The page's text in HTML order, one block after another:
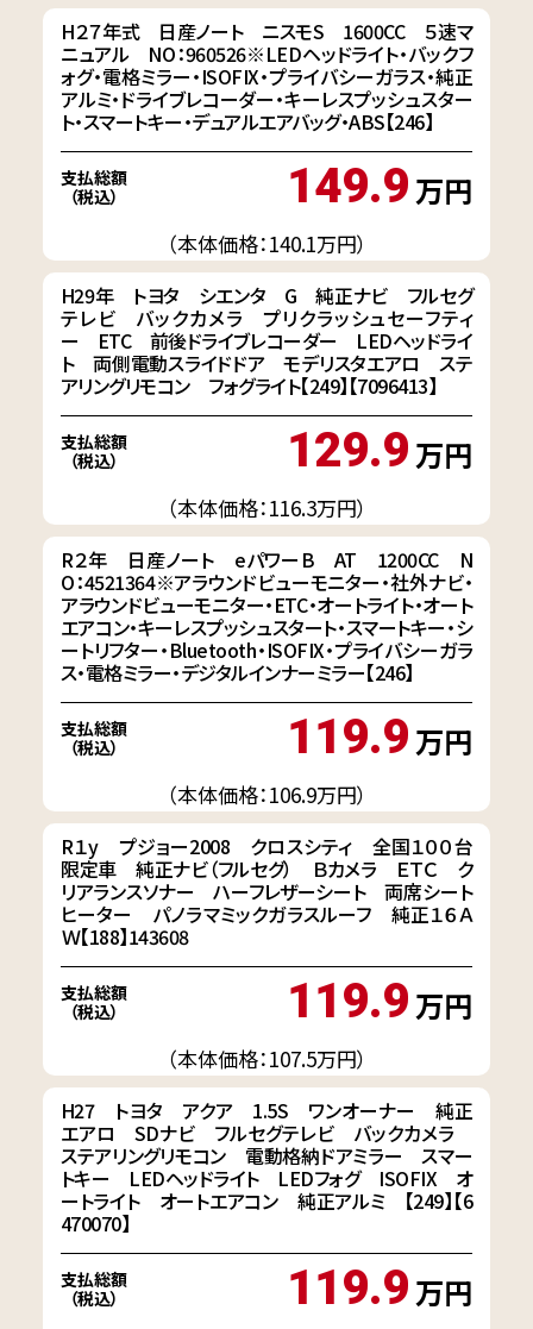
H２７年式 日産ノート ニスモS 1600CC ５速マ
ニュアル NO：960526※LEDヘッドライト・バックフ
ォグ・電格ミラー・ISOFIX・プライバシーガラス・純正
アルミ・ドライブレコーダー・キーレスプッシュスター
ト・スマートキー・デュアルエアバッグ・ABS【246】
支払総額
（税込）
149.9万円
（本体価格：140.1万円）
H29年 トヨタ シエンタ G 純正ナビ フルセグ
テレビ バックカメラ プリクラッシュセーフティ
ー ETC 前後ドライブレコーダー LEDヘッドライ
ト 両側電動スライドドア モデリスタエアロ ステ
アリングリモコン フォグライト【249】【7096413】
支払総額
（税込）
129.9万円
（本体価格：116.3万円）
R２年 日産ノート eパワーB AT 1200CC N
O：4521364※アラウンドビューモニター・社外ナビ・
アラウンドビューモニター・ETC・オートライト・オート
エアコン・キーレスプッシュスタート・スマートキー・シ
ートリフター・Bluetooth・ISOFIX・プライバシーガラ
ス・電格ミラー・デジタルインナーミラー【246】
支払総額
（税込）
119.9万円
（本体価格：106.9万円）
R１y プジョー2008 クロスシティ 全国１００台
限定車 純正ナビ（フルセグ） Ｂカメラ ＥＴＣ ク
リアランスソナー ハーフレザーシート 両席シート
ヒーター パノラマミックガラスルーフ 純正１６Ａ
Ｗ【188】143608
支払総額
（税込）
119.9万円
（本体価格：107.5万円）
H27 トヨタ アクア 1.5S ワンオーナー 純正
エアロ SDナビ フルセグテレビ バックカメラ
ステアリングリモコン 電動格納ドアミラー スマー
トキー LEDヘッドライト LEDフォグ ISOFIX オ
ートライト オートエアコン 純正アルミ 【249】【6
470070】
支払総額
（税込）
119.9万円